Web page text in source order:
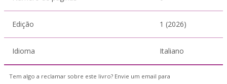
Edição 1 (2026)
Idioma Italiano
Tem algo a reclamar sobre este livro? Envie um email para